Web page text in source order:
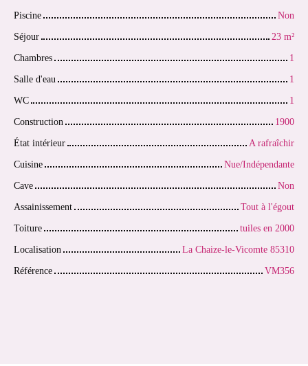
Piscine
Non
Séjour
23 m²
Chambres
1
Salle d'eau
1
WC
1
Construction
1900
État intérieur
A rafraîchir
Cuisine
Nue/Indépendante
Cave
Non
Assainissement
Tout à l'égout
Toiture
tuiles en 2000
Localisation
La Chaize-le-Vicomte 85310
Référence
VM356